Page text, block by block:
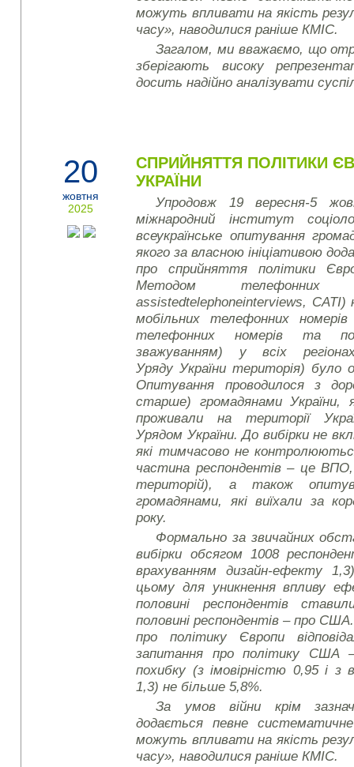
можуть впливати на якість
часу», наводилися раніше КМІС.
Загалом, ми вважаємо, що
зберігають високу
досить надійно аналізувати
20
жовтня
2025
СПРИЙНЯТТЯ ПОЛІТИКИ
УКРАЇНИ
Упродовж 19 вересня-5
міжнародний інститут
всеукраїнське опитування
якого за власною ініціативою
про сприйняття політики
Методом
assistedtelephoneinterviews, CATI)
мобільних телефонних
телефонних номерів та
зважуванням) у всіх
Уряду України територія) було
Опитування проводилося з
старше) громадянами України,
проживали на території
Урядом України. До вибірки не
які тимчасово не
частина респондентів – це ВПО,
територій), а також
громадянами, які виїхали за
року.
Формально за звичайних
вибірки обсягом 1008
врахуванням дизайн-ефекту
цьому для уникнення впливу
половині респондентів
половині респондентів – про
про політику Європи
запитання про політику США
похибку (з імовірністю 0,95 і з
1,3) не більше 5,8%.
За умов війни крім
додається певне
можуть впливати на якість
часу», наводилися раніше КМІС.